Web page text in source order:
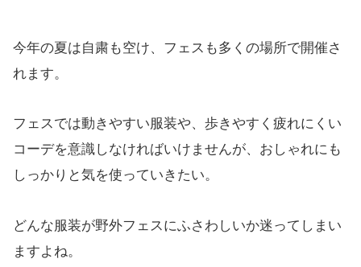
今年の夏は自粛も空け、フェスも多くの場所で開催さ
れます。
フェスでは動きやすい服装や、歩きやすく疲れにくい
コーデを意識しなければいけませんが、おしゃれにも
しっかりと気を使っていきたい。
どんな服装が野外フェスにふさわしいか迷ってしまい
ますよね。